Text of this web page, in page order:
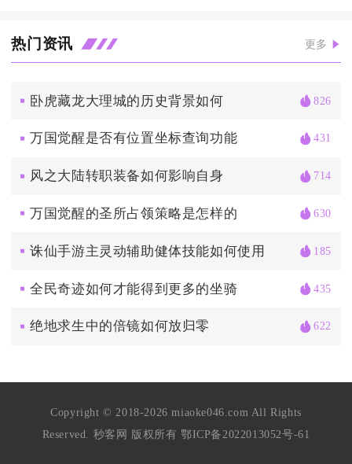
热门资讯 更多
卧虎藏龙大理城的历史背景如何 826
万国觉醒是否有位置坐标查询功能 431
风之大陆转职装备如何影响自身 714
万国觉醒的圣所占领策略是怎样的 630
诛仙手游主灵动辅助健体技能如何使用 185
全民奇迹如何才能得到更多的坐骑 435
绝地求生中的倍镜如何放归零 622
Copyright © 2018-2026 miaoke046.com All Rights
Reserved. 秒客网 版权所有 鄂ICP备2022013052号-61